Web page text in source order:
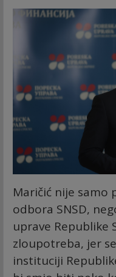
Maričić nije samo
odbora SNSD,
uprave Republike
zloupotreba, jer
instituciji